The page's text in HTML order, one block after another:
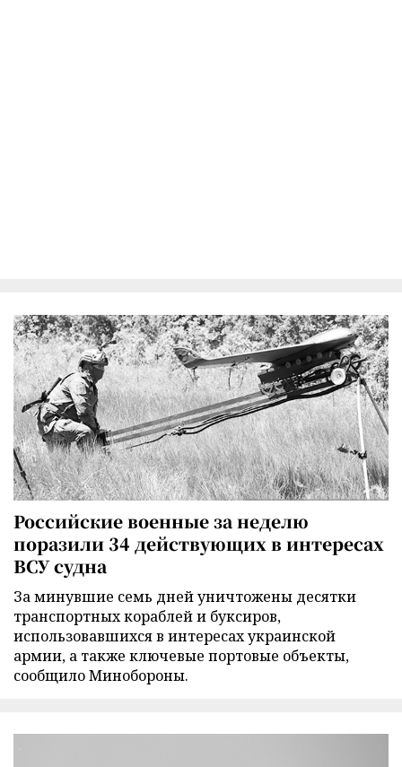
Российские военные за неделю
поразили 34 действующих в интересах
ВСУ судна
За минувшие семь дней уничтожены десятки
транспортных кораблей и буксиров,
использовавшихся в интересах украинской
армии, а также ключевые портовые объекты,
сообщило Минобороны.